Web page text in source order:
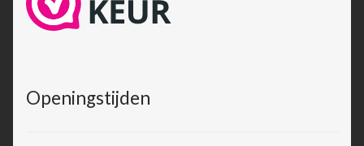
Openingstijden